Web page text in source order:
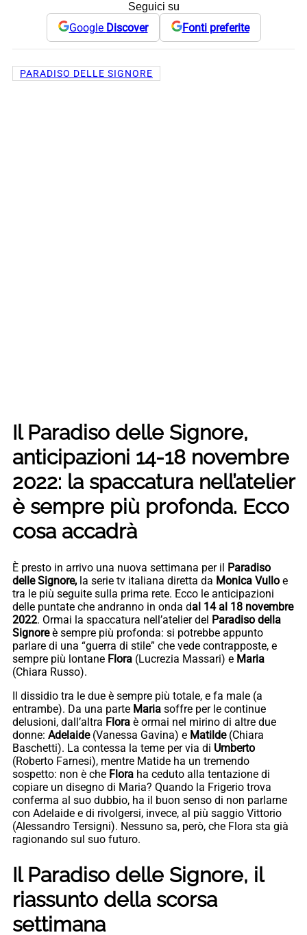
Seguici su
Google Discover Fonti preferite
PARADISO DELLE SIGNORE
Il Paradiso delle Signore,
anticipazioni 14-18 novembre
2022: la spaccatura nell’atelier
è sempre più profonda. Ecco
cosa accadrà
È presto in arrivo una nuova settimana per il
Paradiso
delle Signore, la serie tv italiana diretta da Monica Vullo e
tra le più seguite sulla prima rete. Ecco le anticipazioni
delle puntate che andranno in onda dal 14 al 18 novembre
2022. Ormai la spaccatura nell’atelier del Paradiso della
Signoreè sempre più profonda: si potrebbe appunto
parlare di una “guerra di stile” che vede contrapposte, e
sempre più lontane Flora (Lucrezia Massari) e Maria
(Chiara Russo).
Il dissidio tra le due è sempre più totale, e fa male (a
entrambe). Da una parte Maria soffre per le continue
delusioni, dall’altra Flora è ormai nel mirino di altre due
donne: Adelaide(Vanessa Gavina) e Matilde(Chiara
Baschetti). La contessa la teme per via di Umberto
(Roberto Farnesi), mentre Matide ha un tremendo
sospetto: non è che Flora ha ceduto alla tentazione di
copiare un disegno di Maria? Quando la Frigerio trova
conferma al suo dubbio, ha il buon senso di non parlarne
con Adelaide e di rivolgersi, invece, al più saggio Vittorio
(Alessandro Tersigni). Nessuno sa, però, che Flora sta già
ragionando sul suo futuro.
Il Paradiso delle Signore, il
riassunto della scorsa
settimana